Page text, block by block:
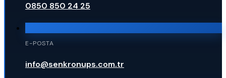
0850 850 24 25
E-POSTA
info@senkronups.com.tr